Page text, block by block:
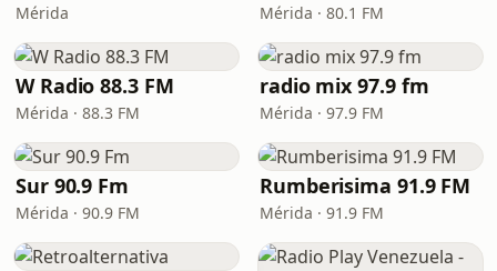
Mérida Mérida · 80.1 FM
W Radio 88.3 FM
Mérida · 88.3 FM
radio mix 97.9 fm
Mérida · 97.9 FM
Sur 90.9 Fm
Mérida · 90.9 FM
Rumberisima 91.9 FM
Mérida · 91.9 FM